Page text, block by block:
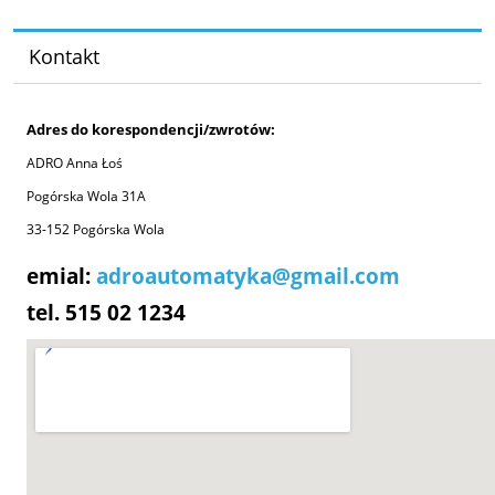
Kontakt
Adres do korespondencji/zwrotów:
ADRO Anna Łoś
Pogórska Wola 31A
33-152 Pogórska Wola
emial: adroautomatyka@gmail.com
tel. 515 02 1234